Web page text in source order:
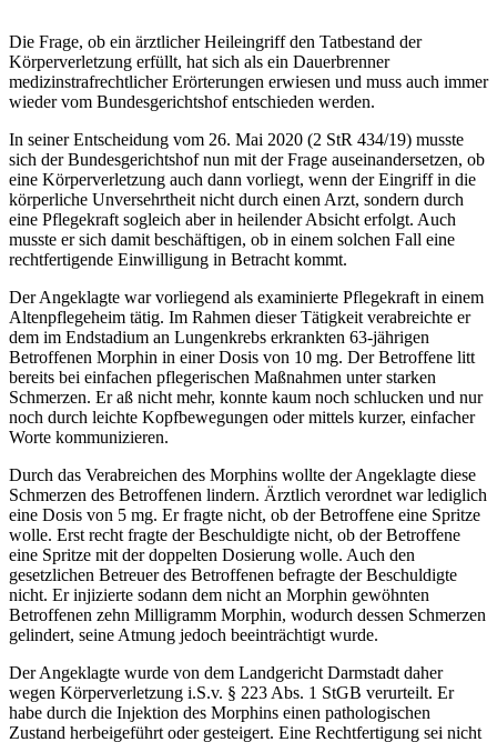
Die Frage, ob ein ärztlicher Heileingriff den Tatbestand der
Körperverletzung erfüllt, hat sich als ein Dauerbrenner
medizinstrafrechtlicher Erörterungen erwiesen und muss auch immer
wieder vom Bundesgerichtshof entschieden werden.
In seiner Entscheidung vom 26. Mai 2020 (2 StR 434/19) musste
sich der Bundesgerichtshof nun mit der Frage auseinandersetzen, ob
eine Körperverletzung auch dann vorliegt, wenn der Eingriff in die
körperliche Unversehrtheit nicht durch einen Arzt, sondern durch
eine Pflegekraft sogleich aber in heilender Absicht erfolgt. Auch
musste er sich damit beschäftigen, ob in einem solchen Fall eine
rechtfertigende Einwilligung in Betracht kommt.
Der Angeklagte war vorliegend als examinierte Pflegekraft in einem
Altenpflegeheim tätig. Im Rahmen dieser Tätigkeit verabreichte er
dem im Endstadium an Lungenkrebs erkrankten 63-jährigen
Betroffenen Morphin in einer Dosis von 10 mg. Der Betroffene litt
bereits bei einfachen pflegerischen Maßnahmen unter starken
Schmerzen. Er aß nicht mehr, konnte kaum noch schlucken und nur
noch durch leichte Kopfbewegungen oder mittels kurzer, einfacher
Worte kommunizieren.
Durch das Verabreichen des Morphins wollte der Angeklagte diese
Schmerzen des Betroffenen lindern. Ärztlich verordnet war lediglich
eine Dosis von 5 mg. Er fragte nicht, ob der Betroffene eine Spritze
wolle. Erst recht fragte der Beschuldigte nicht, ob der Betroffene
eine Spritze mit der doppelten Dosierung wolle. Auch den
gesetzlichen Betreuer des Betroffenen befragte der Beschuldigte
nicht. Er injizierte sodann dem nicht an Morphin gewöhnten
Betroffenen zehn Milligramm Morphin, wodurch dessen Schmerzen
gelindert, seine Atmung jedoch beeinträchtigt wurde.
Der Angeklagte wurde von dem Landgericht Darmstadt daher
wegen Körperverletzung i.S.v. § 223 Abs. 1 StGB verurteilt. Er
habe durch die Injektion des Morphins einen pathologischen
Zustand herbeigeführt oder gesteigert. Eine Rechtfertigung sei nicht